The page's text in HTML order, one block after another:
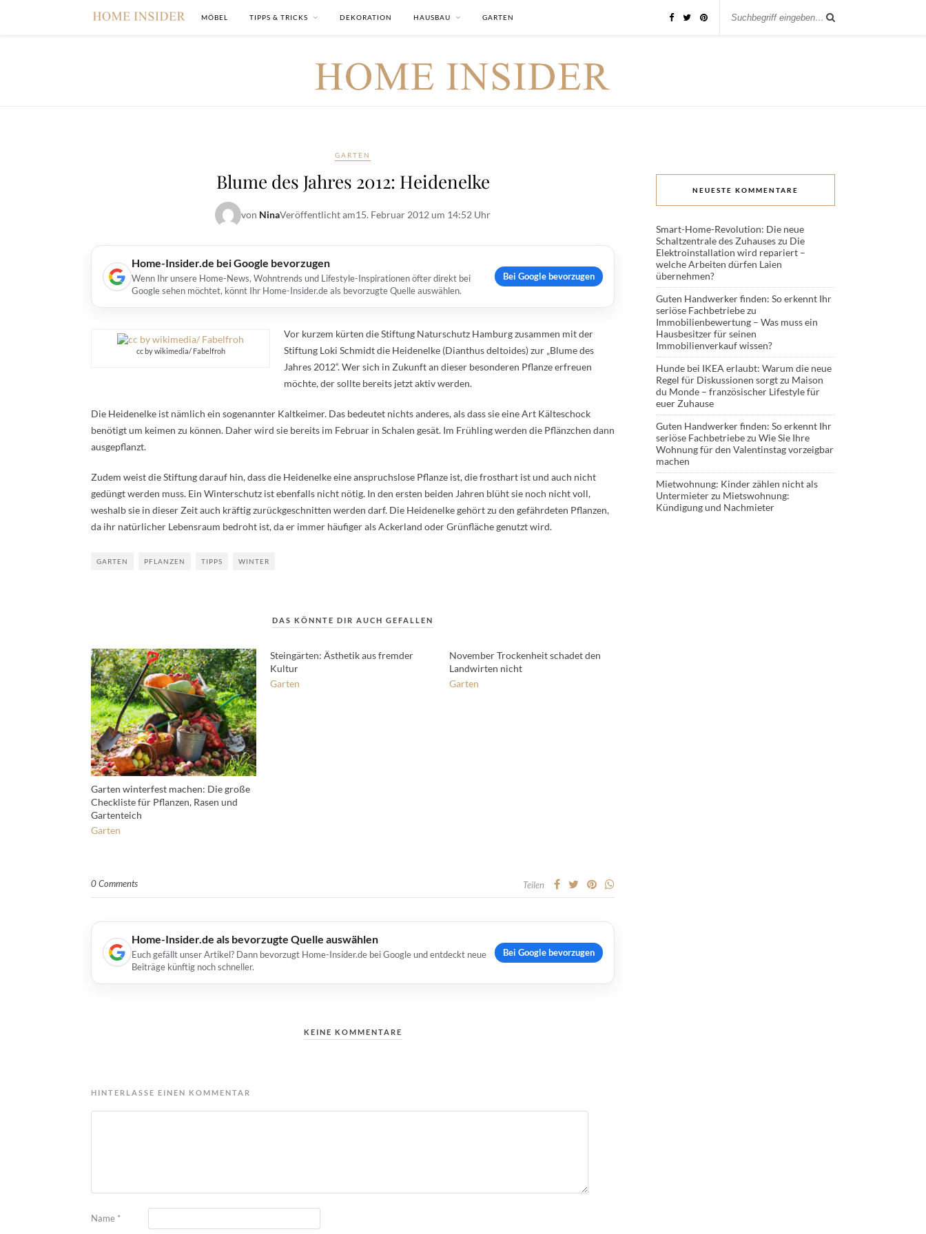
MÖBEL TIPPS & TRICKS DEKORATION HAUSBAU GARTEN
GARTEN
Blume des Jahres 2012: Heidenelke
von NinaVeröffentlicht am15. Februar 2012 um 14:52 Uhr
Home-Insider.de bei Google bevorzugen
Wenn Ihr unsere Home-News, Wohntrends und Lifestyle-Inspirationen öfter direkt bei
Google sehen möchtet, könnt Ihr Home-Insider.de als bevorzugte Quelle auswählen.
Bei Google bevorzugen
cc by wikimedia/ Fabelfroh
Vor kurzem kürten die Stiftung Naturschutz Hamburg zusammen mit der
Stiftung Loki Schmidt die Heidenelke (Dianthus deltoides) zur „Blume des
Jahres 2012“. Wer sich in Zukunft an dieser besonderen Pflanze erfreuen
möchte, der sollte bereits jetzt aktiv werden.
Die Heidenelke ist nämlich ein sogenannter Kaltkeimer. Das bedeutet nichts anderes, als dass sie eine Art Kälteschock
benötigt um keimen zu können. Daher wird sie bereits im Februar in Schalen gesät. Im Frühling werden die Pflänzchen dann
ausgepflanzt.
Zudem weist die Stiftung darauf hin, dass die Heidenelke eine anspruchslose Pflanze ist, die frosthart ist und auch nicht
gedüngt werden muss. Ein Winterschutz ist ebenfalls nicht nötig. In den ersten beiden Jahren blüht sie noch nicht voll,
weshalb sie in dieser Zeit auch kräftig zurückgeschnitten werden darf. Die Heidenelke gehört zu den gefährdeten Pflanzen,
da ihr natürlicher Lebensraum bedroht ist, da er immer häufiger als Ackerland oder Grünfläche genutzt wird.
GARTEN PFLANZEN TIPPS WINTER
DAS KÖNNTE DIR AUCH GEFALLEN
Garten winterfest machen: Die große
Checkliste für Pflanzen, Rasen und
Gartenteich
Garten
Steingärten: Ästhetik aus fremder
Kultur
Garten
November Trockenheit schadet den
Landwirten nicht
Garten
0 Comments Teilen
Home-Insider.de als bevorzugte Quelle auswählen
Euch gefällt unser Artikel? Dann bevorzugt Home-Insider.de bei Google und entdeckt neue
Beiträge künftig noch schneller.
Bei Google bevorzugen
KEINE KOMMENTARE
HINTERLASSE EINEN KOMMENTAR
Name *
NEUESTE KOMMENTARE
Smart-Home-Revolution: Die neue
Schaltzentrale des Zuhauseszu Die
Elektroinstallation wird repariert –
welche Arbeiten dürfen Laien
übernehmen?
Guten Handwerker finden: So erkennt Ihr
seriöse Fachbetriebezu
Immobilienbewertung – Was muss ein
Hausbesitzer für seinen
Immobilienverkauf wissen?
Hunde bei IKEA erlaubt: Warum die neue
Regel für Diskussionen sorgtzu Maison
du Monde – französischer Lifestyle für
euer Zuhause
Guten Handwerker finden: So erkennt Ihr
seriöse Fachbetriebezu Wie Sie Ihre
Wohnung für den Valentinstag vorzeigbar
machen
Mietwohnung: Kinder zählen nicht als
Untermieterzu Mietswohnung:
Kündigung und Nachmieter